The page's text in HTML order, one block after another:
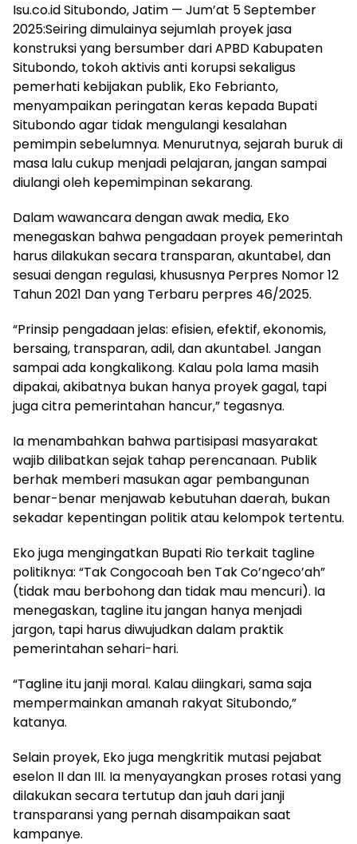
Isu.co.id Situbondo, Jatim — Jum’at 5 September
2025:Seiring dimulainya sejumlah proyek jasa
konstruksi yang bersumber dari APBD Kabupaten
Situbondo, tokoh aktivis anti korupsi sekaligus
pemerhati kebijakan publik, Eko Febrianto,
menyampaikan peringatan keras kepada Bupati
Situbondo agar tidak mengulangi kesalahan
pemimpin sebelumnya. Menurutnya, sejarah buruk di
masa lalu cukup menjadi pelajaran, jangan sampai
diulangi oleh kepemimpinan sekarang.
Dalam wawancara dengan awak media, Eko
menegaskan bahwa pengadaan proyek pemerintah
harus dilakukan secara transparan, akuntabel, dan
sesuai dengan regulasi, khususnya Perpres Nomor 12
Tahun 2021 Dan yang Terbaru perpres 46/2025.
“Prinsip pengadaan jelas: efisien, efektif, ekonomis,
bersaing, transparan, adil, dan akuntabel. Jangan
sampai ada kongkalikong. Kalau pola lama masih
dipakai, akibatnya bukan hanya proyek gagal, tapi
juga citra pemerintahan hancur,” tegasnya.
Ia menambahkan bahwa partisipasi masyarakat
wajib dilibatkan sejak tahap perencanaan. Publik
berhak memberi masukan agar pembangunan
benar-benar menjawab kebutuhan daerah, bukan
sekadar kepentingan politik atau kelompok tertentu.
Eko juga mengingatkan Bupati Rio terkait tagline
politiknya: “Tak Congocoah ben Tak Co’ngeco’ah”
(tidak mau berbohong dan tidak mau mencuri). Ia
menegaskan, tagline itu jangan hanya menjadi
jargon, tapi harus diwujudkan dalam praktik
pemerintahan sehari-hari.
“Tagline itu janji moral. Kalau diingkari, sama saja
mempermainkan amanah rakyat Situbondo,”
katanya.
Selain proyek, Eko juga mengkritik mutasi pejabat
eselon II dan III. Ia menyayangkan proses rotasi yang
dilakukan secara tertutup dan jauh dari janji
transparansi yang pernah disampaikan saat
kampanye.